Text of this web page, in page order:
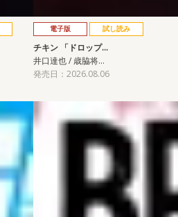
電子版 試し読み
チキン 「ドロップ…
井口達也 / 歳脇将…
発売日：2026.08.06